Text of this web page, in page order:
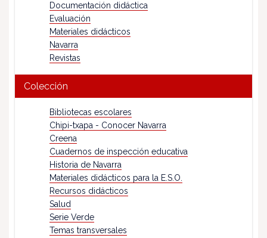
Documentación didáctica
Evaluación
Materiales didácticos
Navarra
Revistas
Colección
Bibliotecas escolares
Chipi-txapa - Conocer Navarra
Creena
Cuadernos de inspección educativa
Historia de Navarra
Materiales didácticos para la E.S.O.
Recursos didácticos
Salud
Serie Verde
Temas transversales